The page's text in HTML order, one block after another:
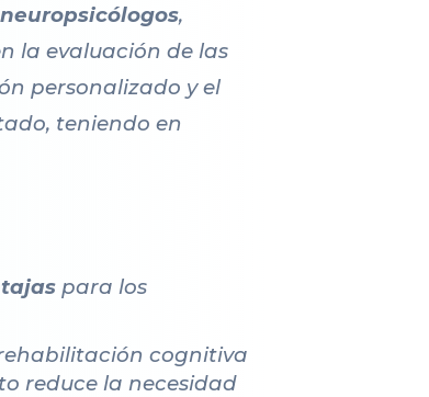
neuropsicólogos,
la evaluación de las
personalizado y el
teniendo en
para los
cognitiva
reduce la necesidad